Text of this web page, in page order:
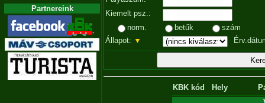
Partnereink
Kiemelt psz.:
norm.
betűk
szám
Állapot: ▼
KBK kód Hely